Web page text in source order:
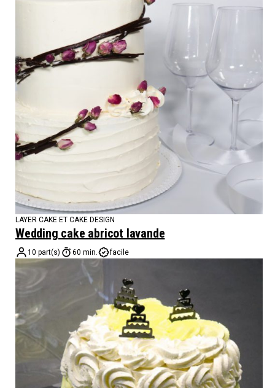
LAYER CAKE ET CAKE DESIGN
Wedding cake abricot lavande
10 part(s) 60 min. facile